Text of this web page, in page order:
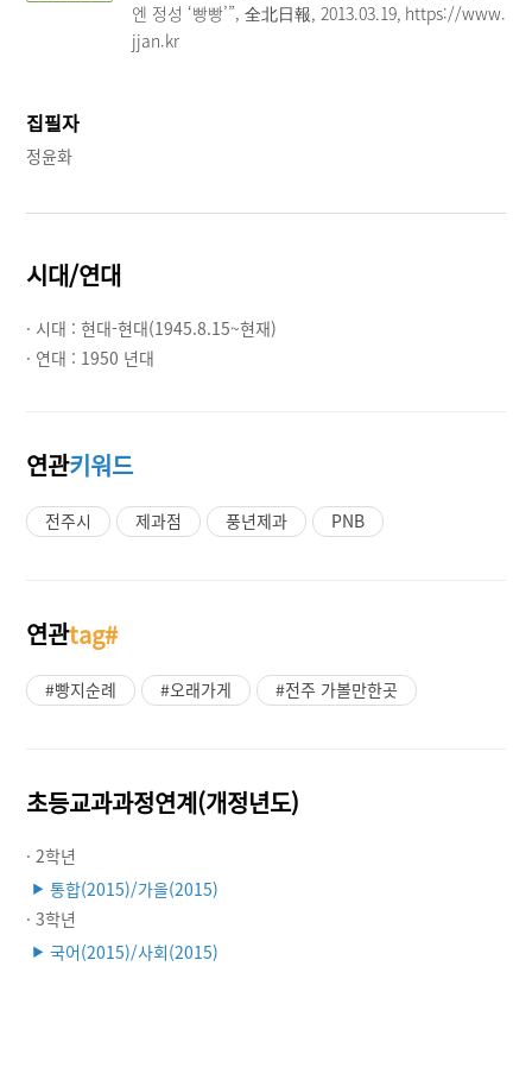
엔 정성 ‘빵빵’”, 全北日報, 2013.03.19, https://www.
jjan.kr
집필자
정윤화
시대/연대
· 시대 :현대-현대(1945.8.15~현재)
· 연대 : 1950 년대
연관키워드
전주시 제과점 풍년제과 PNB
연관tag#
#빵지순례 #오래가게 #전주 가볼만한곳
초등교과과정연계(개정년도)
· 2학년
▶ 통합(2015)/가을(2015)
· 3학년
▶ 국어(2015)/사회(2015)